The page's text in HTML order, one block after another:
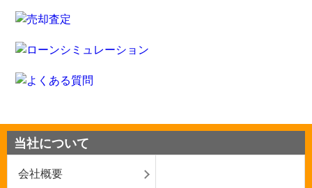
当社について
会社概要